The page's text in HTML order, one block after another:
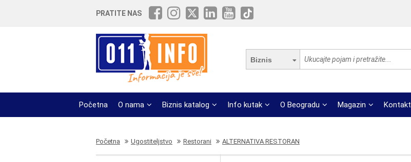
PRATITE NAS
Biznis
Početna O nama Biznis katalog Info kutak O Beogradu Magazin Kontakt
Početna Ugostiteljstvo Restorani ALTERNATIVA RESTORAN